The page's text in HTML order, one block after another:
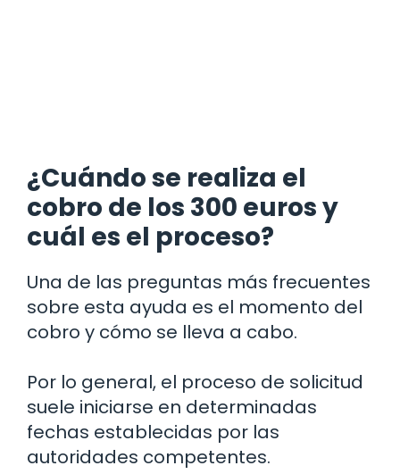
¿Cuándo se realiza el
cobro de los 300 euros y
cuál es el proceso?
Una de las preguntas más frecuentes
sobre esta ayuda es el momento del
cobro y cómo se lleva a cabo.
Por lo general, el proceso de solicitud
suele iniciarse en determinadas
fechas establecidas por las
autoridades competentes.